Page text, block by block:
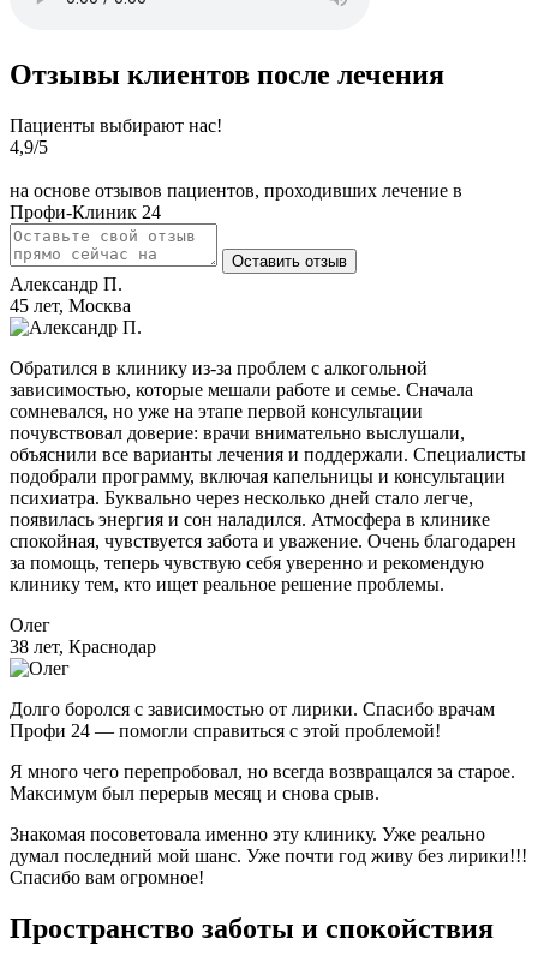
Отзывы клиентов после лечения
Пациенты выбирают нас!
4,9/5
на основе отзывов пациентов, проходивших лечение в
Профи-Клиник 24
Оставить отзыв
Александр П.
45 лет, Москва
Обратился в клинику из-за проблем с алкогольной
зависимостью, которые мешали работе и семье. Сначала
сомневался, но уже на этапе первой консультации
почувствовал доверие: врачи внимательно выслушали,
объяснили все варианты лечения и поддержали. Специалисты
подобрали программу, включая капельницы и консультации
психиатра. Буквально через несколько дней стало легче,
появилась энергия и сон наладился. Атмосфера в клинике
спокойная, чувствуется забота и уважение. Очень благодарен
за помощь, теперь чувствую себя уверенно и рекомендую
клинику тем, кто ищет реальное решение проблемы.
Олег
38 лет, Краснодар
Долго боролся с зависимостью от лирики. Спасибо врачам
Профи 24 — помогли справиться с этой проблемой!
Я много чего перепробовал, но всегда возвращался за старое.
Максимум был перерыв месяц и снова срыв.
Знакомая посоветовала именно эту клинику. Уже реально
думал последний мой шанс. Уже почти год живу без лирики!!!
Спасибо вам огромное!
Пространство заботы и спокойствия